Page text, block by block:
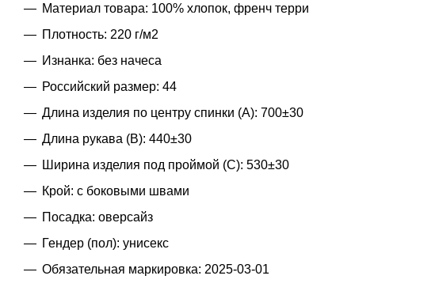
Материал товара: 100% хлопок, френч терри
Плотность: 220 г/м2
Изнанка: без начеса
Российский размер: 44
Длина изделия по центру спинки (A): 700±30
Длина рукава (B): 440±30
Ширина изделия под проймой (С): 530±30
Крой: с боковыми швами
Посадка: оверсайз
Гендер (пол): унисекс
Обязательная маркировка: 2025-03-01